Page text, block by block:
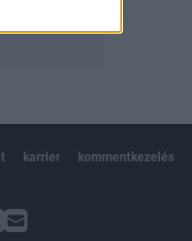
karrier kommentkezelés